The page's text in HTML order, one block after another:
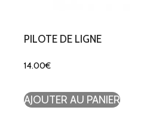
PILOTE DE LIGNE
14.00€
AJOUTER AU PANIER